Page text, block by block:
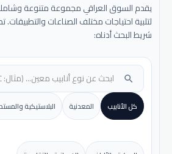
يقدم السوق العراقي مجموعة متنوعة
لتلبية احتياجات مختلف الصناعات
شريط البحث أدناه:
search
كل الأنابيب المعدنية البلاستيكية